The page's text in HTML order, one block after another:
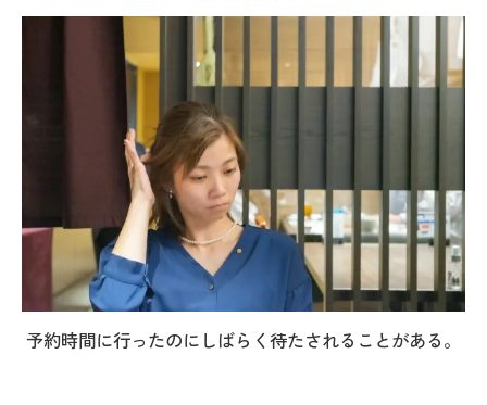
予約時間に行ったのにしばらく待たされることがある。